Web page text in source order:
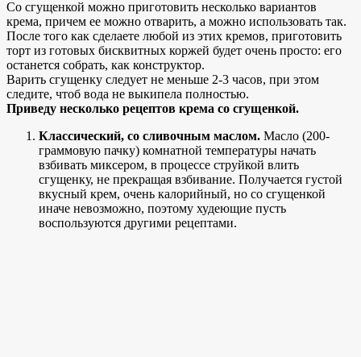
Со сгущенкой можно приготовить несколько вариантов
крема, причем ее можно отварить, а можно использовать так.
После того как сделаете любой из этих кремов, приготовить
торт из готовых бисквитных коржей будет очень просто: его
останется собрать, как конструктор.
Варить сгущенку следует не меньше 2-3 часов, при этом
следите, чтоб вода не выкипела полностью.
Приведу несколько рецептов крема со сгущенкой.
Классический, со сливочным маслом. Масло (200-
граммовую пачку) комнатной температуры начать
взбивать миксером, в процессе струйкой влить
сгущенку, не прекращая взбивание. Получается густой
вкусный крем, очень калорийный, но со сгущенкой
иначе невозможно, поэтому худеющие пусть
воспользуются другими рецептами.